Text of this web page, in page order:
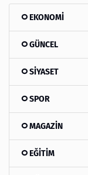
EKONOMİ
GÜNCEL
SİYASET
SPOR
MAGAZİN
EĞİTİM